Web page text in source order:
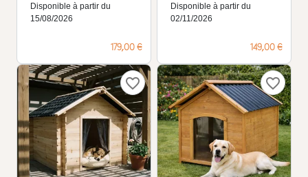
Disponible à partir du
15/08/2026
Prix
179,00 €
Disponible à partir du
02/11/2026
Prix
149,00 €
favorite_border favorite_border